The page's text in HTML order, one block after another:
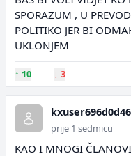
SPORAZUM , U
POLITIKO JER BI
UKLONJEM
↑ 10 ↓ 3
prije 1 sedmicu
KAO I MNOGI